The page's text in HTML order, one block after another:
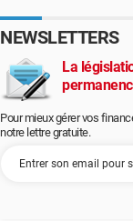
NEWSLETTERS
La
Pour mieux gérer vos
notre lettre gratuite.